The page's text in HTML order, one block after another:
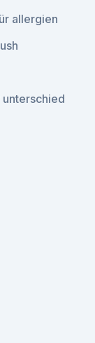
allergien
unterschied